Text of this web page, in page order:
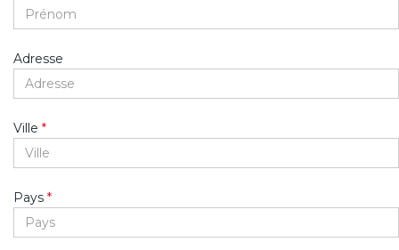
Adresse
Ville *
Pays *